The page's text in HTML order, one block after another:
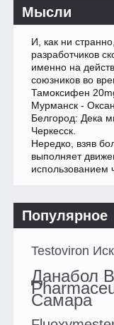
Мысли
И, как ни
разработчиков
именно на
союзников во
Тамоксифен
Мурманск -
Белгород: Дека
Черкесск.
Нередко, взяв
выполняет
использованием
Популярное
Testoviron
Данабол
Самара